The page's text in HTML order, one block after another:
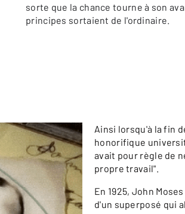
sorte que la chance tourne à son
principes sortaient de l'ordinaire.
Ainsi lorsqu'à la fin
honorifique
avait pour règle de
propre travail".
En 1925, John
d'un superposé qui